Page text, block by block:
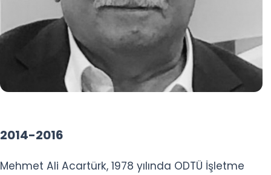
2014-2016
Mehmet Ali Acartürk, 1978 yılında ODTÜ İşletme